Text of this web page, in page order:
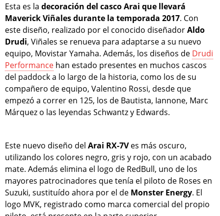
Esta es la decoración del casco Arai que llevará
Maverick Viñales durante la temporada 2017. Con
este diseño, realizado por el conocido diseñadorAldo
Drudi, Viñales se renueva para adaptarse a su nuevo
equipo, Movistar Yamaha. Además, los diseños de Drudi
Performance han estado presentes en muchos cascos
del paddock a lo largo de la historia, como los de su
compañero de equipo, Valentino Rossi, desde que
empezó a correr en 125, los de Bautista, Iannone, Marc
Márquez o las leyendas Schwantz y Edwards.
Este nuevo diseño del Arai RX-7Ves más oscuro,
utilizando los colores negro, gris y rojo, con un acabado
mate. Además elimina el logo de RedBull, uno de los
mayores patrocinadores que tenía el piloto de Roses en
Suzuki, sustituído ahora por el de Monster Energy. El
logo MVK, registrado como marca comercial del propio